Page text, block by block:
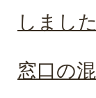
しました
窓口の